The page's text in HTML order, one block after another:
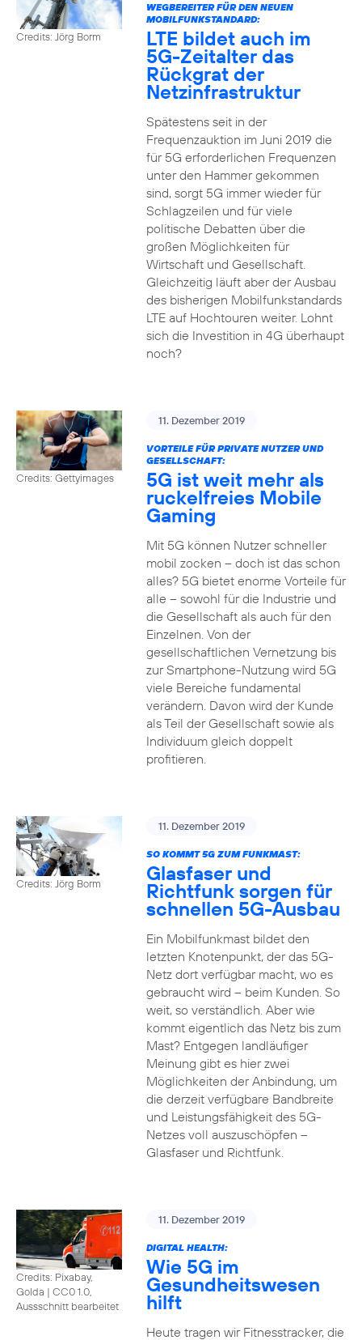
Credits: Jörg Borm
WEGBEREITER FÜR DEN NEUEN
MOBILFUNKSTANDARD:
LTE bildet auch im
5G-Zeitalter das
Rückgrat der
Netzinfrastruktur
Spätestens seit in der
Frequenzauktion im Juni 2019 die
für 5G erforderlichen Frequenzen
unter den Hammer gekommen
sind, sorgt 5G immer wieder für
Schlagzeilen und für viele
politische Debatten über die
großen Möglichkeiten für
Wirtschaft und Gesellschaft.
Gleichzeitig läuft aber der Ausbau
des bisherigen Mobilfunkstandards
LTE auf Hochtouren weiter. Lohnt
sich die Investition in 4G überhaupt
noch?
Credits: Gettyimages
11. Dezember 2019
VORTEILE FÜR PRIVATE NUTZER UND
GESELLSCHAFT:
5G ist weit mehr als
ruckelfreies Mobile
Gaming
Mit 5G können Nutzer schneller
mobil zocken – doch ist das schon
alles? 5G bietet enorme Vorteile für
alle – sowohl für die Industrie und
die Gesellschaft als auch für den
Einzelnen. Von der
gesellschaftlichen Vernetzung bis
zur Smartphone-Nutzung wird 5G
viele Bereiche fundamental
verändern. Davon wird der Kunde
als Teil der Gesellschaft sowie als
Individuum gleich doppelt
profitieren.
Credits: Jörg Borm
11. Dezember 2019
SO KOMMT 5G ZUM FUNKMAST:
Glasfaser und
Richtfunk sorgen für
schnellen 5G-Ausbau
Ein Mobilfunkmast bildet den
letzten Knotenpunkt, der das 5G-
Netz dort verfügbar macht, wo es
gebraucht wird – beim Kunden. So
weit, so verständlich. Aber wie
kommt eigentlich das Netz bis zum
Mast? Entgegen landläufiger
Meinung gibt es hier zwei
Möglichkeiten der Anbindung, um
die derzeit verfügbare Bandbreite
und Leistungsfähigkeit des 5G-
Netzes voll auszuschöpfen –
Glasfaser und Richtfunk.
Credits: Pixabay,
Golda | CC0 1.0,
Aussschnitt bearbeitet
11. Dezember 2019
DIGITAL HEALTH:
Wie 5G im
Gesundheitswesen
hilft
Heute tragen wir Fitnesstracker, die